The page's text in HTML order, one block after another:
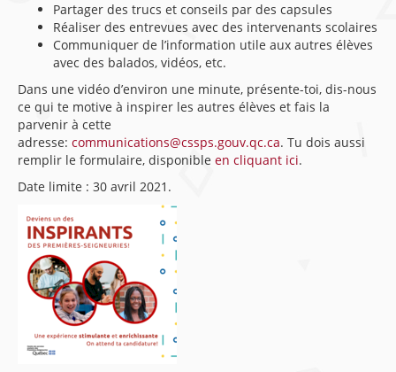
Partager des trucs et conseils par des capsules
Réaliser des entrevues avec des intervenants scolaires
Communiquer de l’information utile aux autres élèves
avec des balados, vidéos, etc.
Dans une vidéo d’environ une minute, présente-toi, dis-nous
ce qui te motive à inspirer les autres élèves et fais la
parvenir à cette
adresse: communications@cssps.gouv.qc.ca. Tu dois aussi
remplir le formulaire, disponible en cliquant ici.
Date limite : 30 avril 2021.